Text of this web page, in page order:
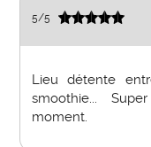
5/5
Lieu détente
smoothie...
moment.